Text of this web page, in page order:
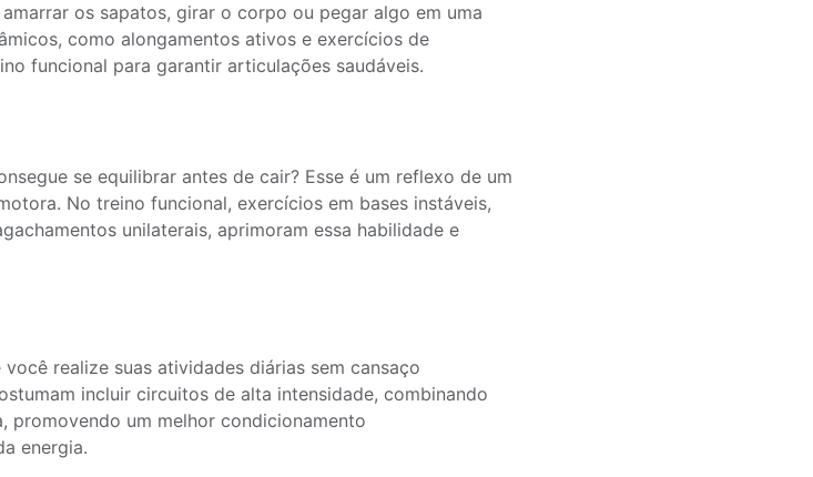
os sapatos, girar o corpo ou pegar algo em uma
como alongamentos ativos e exercícios de
funcional para garantir articulações saudáveis.
se equilibrar antes de cair? Esse é um reflexo de um
No treino funcional, exercícios em bases instáveis,
unilaterais, aprimoram essa habilidade e
realize suas atividades diárias sem cansaço
incluir circuitos de alta intensidade, combinando
promovendo um melhor condicionamento
energia.